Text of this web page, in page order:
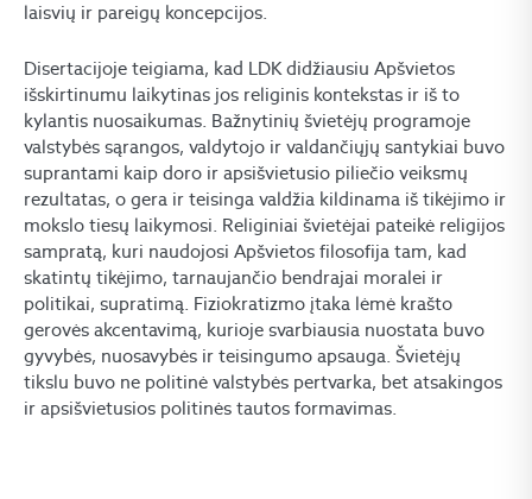
laisvių ir pareigų koncepcijos.
Disertacijoje teigiama, kad LDK didžiausiu Apšvietos
išskirtinumu laikytinas jos religinis kontekstas ir iš to
kylantis nuosaikumas. Bažnytinių švietėjų programoje
valstybės sąrangos, valdytojo ir valdančiųjų santykiai buvo
suprantami kaip doro ir apsišvietusio piliečio veiksmų
rezultatas, o gera ir teisinga valdžia kildinama iš tikėjimo ir
mokslo tiesų laikymosi. Religiniai švietėjai pateikė religijos
sampratą, kuri naudojosi Apšvietos filosofija tam, kad
skatintų tikėjimo, tarnaujančio bendrajai moralei ir
politikai, supratimą. Fiziokratizmo įtaka lėmė krašto
gerovės akcentavimą, kurioje svarbiausia nuostata buvo
gyvybės, nuosavybės ir teisingumo apsauga. Švietėjų
tikslu buvo ne politinė valstybės pertvarka, bet atsakingos
ir apsišvietusios politinės tautos formavimas.